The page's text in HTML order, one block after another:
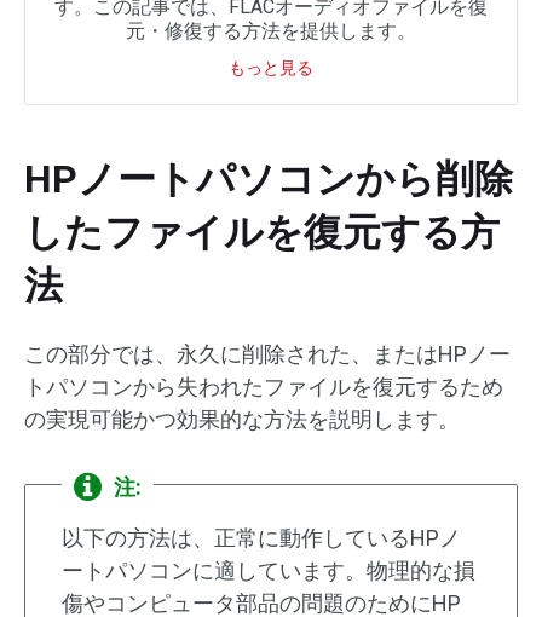
す。この記事では、FLACオーディオファイルを復
元・修復する方法を提供します。
もっと見る
HPノートパソコンから削除
したファイルを復元する方
法
この部分では、永久に削除された、またはHPノー
トパソコンから失われたファイルを復元するため
の実現可能かつ効果的な方法を説明します。
注:
以下の方法は、正常に動作しているHPノ
ートパソコンに適しています。物理的な損
傷やコンピュータ部品の問題のためにHP